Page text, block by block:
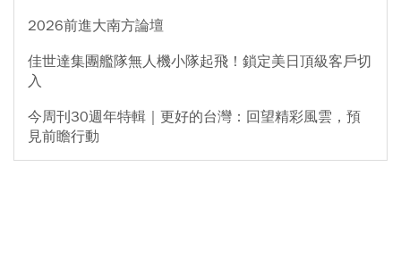
2026前進大南方論壇
佳世達集團艦隊無人機小隊起飛！鎖定美日頂級客戶切
入
今周刊30週年特輯｜更好的台灣：回望精彩風雲，預
見前瞻行動